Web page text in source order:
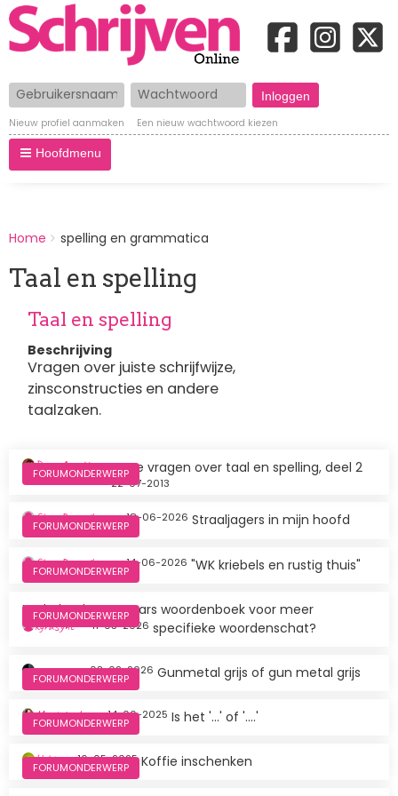
Gebruikersnaam Wachtwoord
Nieuw profiel aanmaken Een nieuw wachtwoord kiezen
Hoofdmenu
BREADCRUMBS
You
here:
Home spelling en grammatica
Taal en spelling
Taal en spelling
Beschrijving
Vragen over juiste schrijfwijze,
zinsconstructies en andere
taalzaken.
FORUMONDERWERPKorte vragen over taal en spelling, deel 2
Dries Arnolds
22-07-2013
FORUMONDERWERP Straaljagers in mijn hoofd
Glenn Rampelberg 18-06-2026
FORUMONDERWERP "WK kriebels en rustig thuis"
Glenn Rampelberg 14-06-2026
FORUMONDERWERP
Nederlands-Hongaars woordenboek voor meer
specifieke woordenschat?
kyraSync 11-03-2026
FORUMONDERWERP Gunmetal grijs of gun metal grijs
ooztorum 03-02-2026
FORUMONDERWERP Is het '...' of '....'
M@itek@dee 14-06-2025
FORUMONDERWERP Koffie inschenken
Helsje 16-05-2025